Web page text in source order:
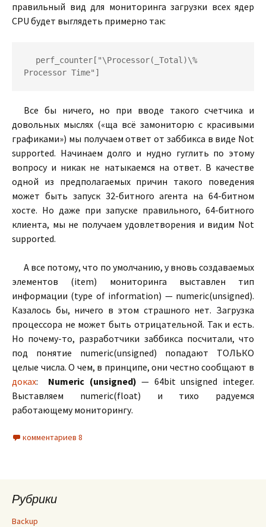
правильный вид для мониторинга загрузки всех ядер
CPU будет выглядеть примерно так:
perf_counter["\Processor(_Total)\%
Processor Time"]
Все бы ничего, но при вводе такого счетчика и
довольных мыслях («ща всё замониторю с красивыми
графиками») мы получаем ответ от заббикса в виде Not
supported. Начинаем долго и нудно гуглить по этому
вопросу и никак не натыкаемся на ответ. В качестве
одной из предполагаемых причин такого поведения
может быть запуск 32-битного агента на 64-битном
хосте. Но даже при запуске правильного, 64-битного
клиента, мы не получаем удовлетворения и видим Not
supported.
А все потому, что по умолчанию, у вновь создаваемых
элементов (item) мониторинга выставлен тип
информации (type of information) — numeric(unsigned).
Казалось бы, ничего в этом страшного нет. Загрузка
процессора не может быть отрицательной. Так и есть.
Но почему-то, разработчики заббикса посчитали, что
под понятие numeric(unsigned) попадают ТОЛЬКО
целые числа. О чем, в принципе, они честно сообщают в
доках: Numeric (unsigned) — 64bit unsigned integer.
Выставляем numeric(float) и тихо радуемся
работающему мониторингу.
комментариев 8
Рубрики
Backup